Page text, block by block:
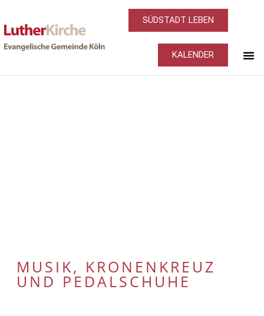
KALENDER
SÜDSTADT LEBEN
MUSIK, KRONENKREUZ
UND PEDALSCHUHE